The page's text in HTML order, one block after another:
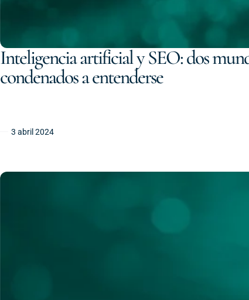
Inteligencia artificial y SEO: dos
condenados a entenderse
3 abril 2024